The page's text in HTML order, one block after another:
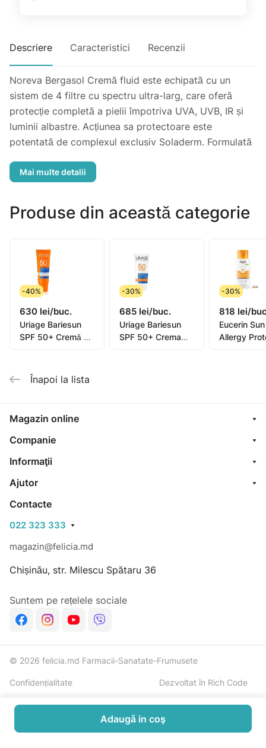
Descriere Caracteristici Recenzii
Noreva Bergasol Cremă fluid este echipată cu un
sistem de 4 filtre cu spectru ultra-larg, care oferă
protecție completă a pielii împotriva UVA, UVB, IR și
luminii albastre. Acțiunea sa protectoare este
potentată de complexul exclusiv Soladerm. Formulată
pielea hidratată, netedă, mătăsoasă și confortabilă.
urme albe.
expunere la soare. Nu expuneți bebelușii și copii mici
la soare. Potrivit pentru vârsta de la 12 ani. Apă
rezistent. Non-comedogenic.
Păstrați la loc uscat și răcoros. Doar pentru uz extern.
Produse din această categorie
-40%
630 lei/buc.
Uriage Bariesun
SPF 50+ Cremă cu
-30%
685 lei/buc.
Uriage Bariesun
SPF 50+ Crema
-30%
818 lei/
Eucerin Sun
Allergy
Înapoi la lista
Magazin online
Companie
Informaţii
Ajutor
Contacte
022 323 333
magazin@felicia.md
Chișinău, str. Milescu Spătaru 36
Suntem pe rețelele sociale
© 2026 felicia.md Farmacii-Sanatate-Frumusete
Confidențialitate Dezvoltat în Rich Code
Adaugă in coş